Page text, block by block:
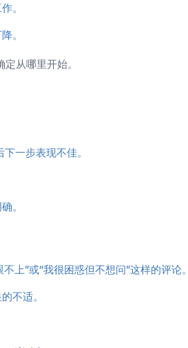
。
。
从哪里开始。
一步表现不佳。
。
上”或“我很困惑但不想问”这样的评论。
不适。